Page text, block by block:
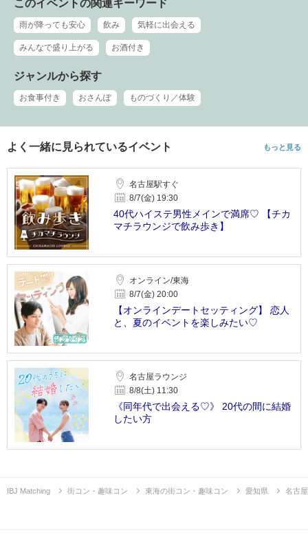
このイベントの関連キーワード
雨が降っても安心 飲み 気軽に出会える
みんなで盛り上がる お酒付き
ジャンルから探す
お食事付き おさんぽ ものづくり／体験
よく一緒に見られているイベント もっと見る
名古屋駅すぐ
8/7(金) 19:30
40代ハイステ男性メインで満席♡ 【チカ
マチラウンジで飲み歩き】
オンライン/東海
8/7(金) 20:00
【オンラインデートセッティング】 恋人
と、夏のイベントを楽しみたい♡
名古屋ラウンジ
8/8(土) 11:30
《同年代で出会える♡》 20代の間に結婚
したい方
IBJ Matching 街コン・趣味コン 東海の街コン・趣味コン 愛知県 名古屋